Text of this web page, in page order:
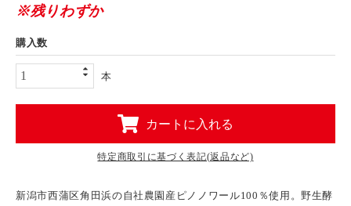
※残りわずか
購入数
本
カートに入れる
特定商取引に基づく表記(返品など)
新潟市西蒲区角田浜の自社農園産ピノノワール100％使用。野生酵